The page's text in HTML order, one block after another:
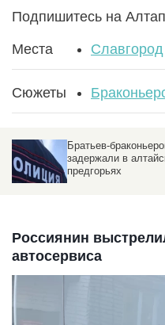
Подпишитесь на
Места Славгород
Сюжеты
Братьев-
задержали в
предгорьях
Россиянин
автосервиса